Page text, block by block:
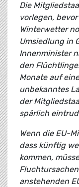
Die
vorlegen,
Winterwetter
Umsiedlung in
Innenminister
den
Monate auf
unbekanntes
der
spärlich
Wenn die EU-
dass künftig
kommen,
anstehenden